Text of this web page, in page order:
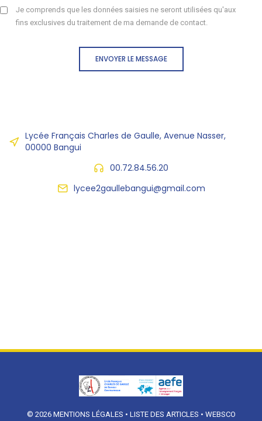
Je comprends que les données saisies ne seront utilisées qu'aux
fins exclusives du traitement de ma demande de contact.
ENVOYER LE MESSAGE
Lycée Français Charles de Gaulle, Avenue Nasser,
00000 Bangui
00.72.84.56.20
lycee2gaullebangui@gmail.com
© 2026 MENTIONS LÉGALES • LISTE DES ARTICLES • WEBSCO